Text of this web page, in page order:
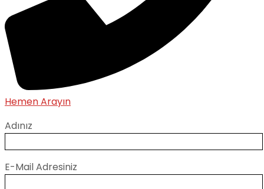
Hemen Arayın
Adınız
E-Mail Adresiniz